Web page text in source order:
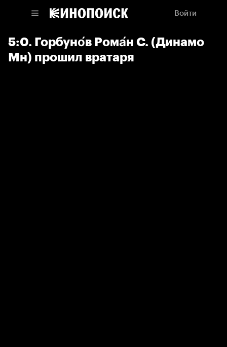
Войти
5:0. Горбуно́в Рома́н С. (Динамо
Мн) прошил вратаря